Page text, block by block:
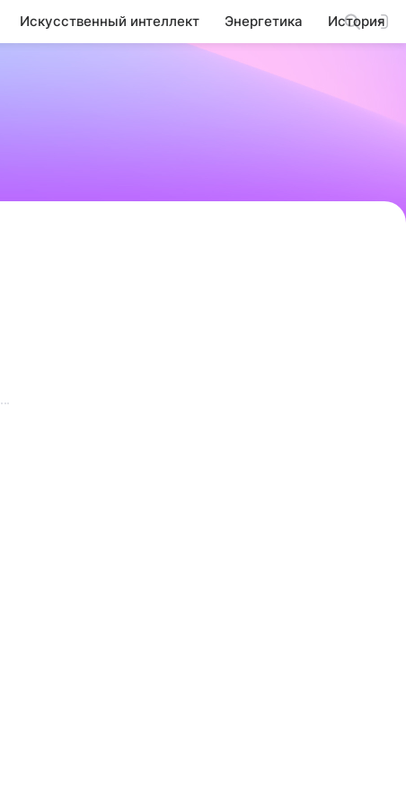
Искусственный интеллект Энергетика История